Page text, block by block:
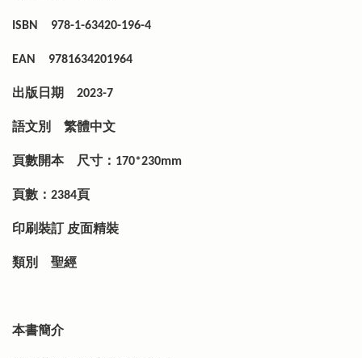
ISBN 978-1-63420-196-4
EAN 9781634201964
出版日期 2023-7
語文別 繁體中文
頁數開本 尺寸：170*230mm
頁數：2384頁
印刷裝訂 皮面精裝
類別 聖經
本書簡介